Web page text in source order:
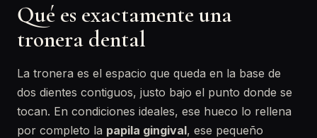
Qué es exactamente una
tronera dental
La tronera es el espacio que queda en la base de
dos dientes contiguos, justo bajo el punto donde se
tocan. En condiciones ideales, ese hueco lo rellena
por completo la papila gingival, ese pequeño